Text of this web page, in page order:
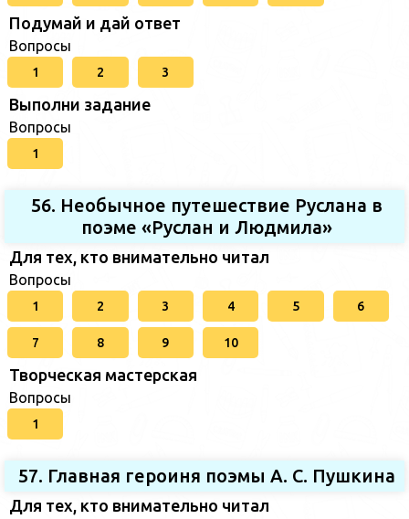
Подумай и дай ответ
Вопросы
1 2 3
Выполни задание
Вопросы
1
56. Необычное путешествие Руслана в
поэме «Руслан и Людмила»
Для тех, кто внимательно читал
Вопросы
1 2 3 4 5 6
7 8 9 10
Творческая мастерская
Вопросы
1
57. Главная героиня поэмы А. С. Пушкина
Для тех, кто внимательно читал